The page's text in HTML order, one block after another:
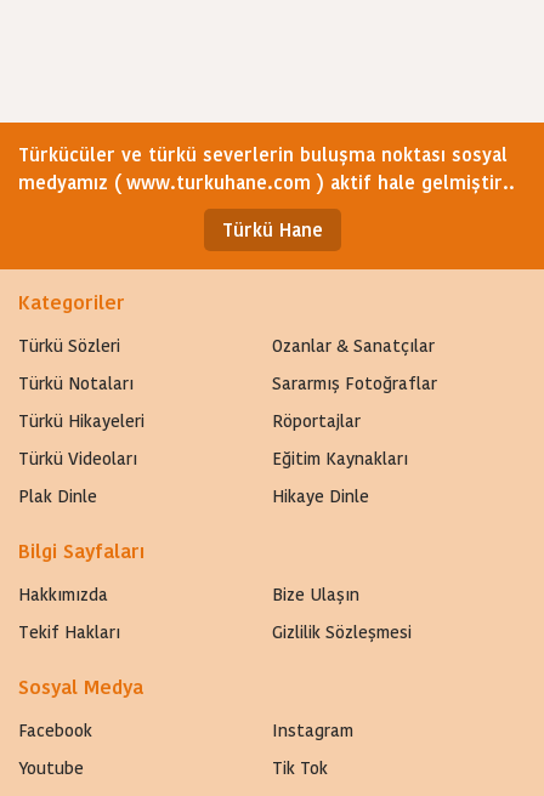
Türkücüler ve türkü severlerin buluşma noktası sosyal
medyamız ( www.turkuhane.com ) aktif hale gelmiştir..
Türkü Hane
Kategoriler
Türkü Sözleri
Ozanlar & Sanatçılar
Türkü Notaları
Sararmış Fotoğraflar
Türkü Hikayeleri
Röportajlar
Türkü Videoları
Eğitim Kaynakları
Plak Dinle
Hikaye Dinle
Bilgi Sayfaları
Hakkımızda
Bize Ulaşın
Tekif Hakları
Gizlilik Sözleşmesi
Sosyal Medya
Facebook
Instagram
Youtube
Tik Tok